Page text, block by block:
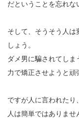
だということを忘れな
そして、そうそう人は
しょう。
ダメ男に騙されてし
力で矯正させようと頑
ですが人に言われた
人は簡単ではありませ